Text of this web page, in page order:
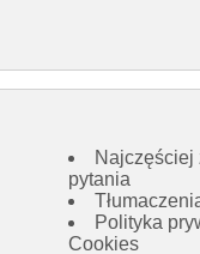
Najczęściej
pytania
Polityka
Cookies